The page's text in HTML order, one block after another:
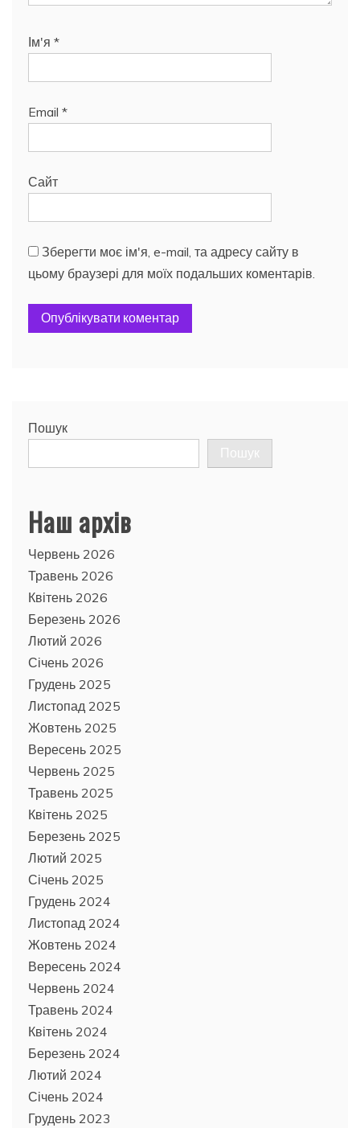
Ім'я *
Email *
Сайт
Зберегти моє ім'я, e-mail, та адресу сайту в
цьому браузері для моїх подальших коментарів.
Пошук
Пошук
Наш архів
Червень 2026
Травень 2026
Квітень 2026
Березень 2026
Лютий 2026
Січень 2026
Грудень 2025
Листопад 2025
Жовтень 2025
Вересень 2025
Червень 2025
Травень 2025
Квітень 2025
Березень 2025
Лютий 2025
Січень 2025
Грудень 2024
Листопад 2024
Жовтень 2024
Вересень 2024
Червень 2024
Травень 2024
Квітень 2024
Березень 2024
Лютий 2024
Січень 2024
Грудень 2023